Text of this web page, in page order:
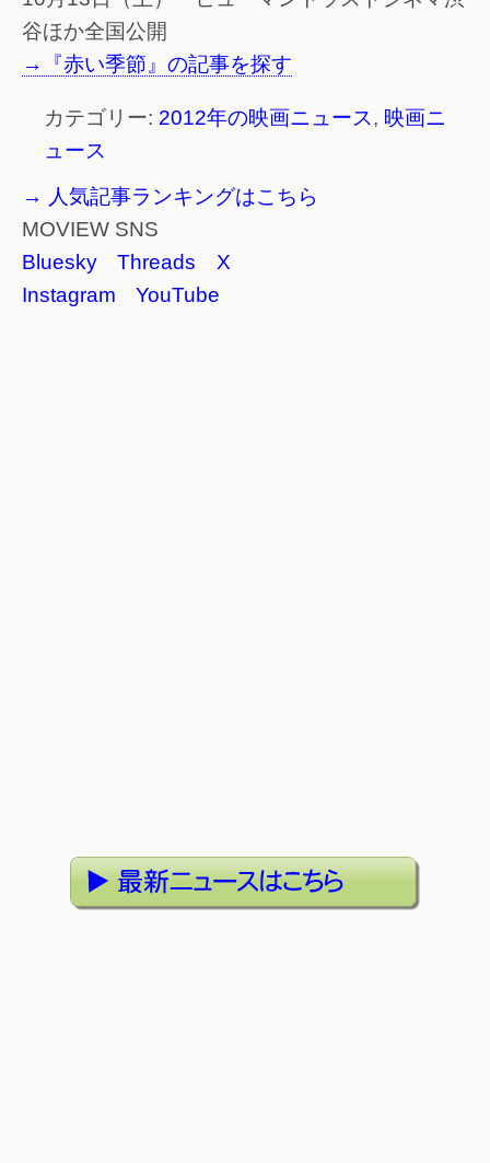
谷ほか全国公開
→『赤い季節』の記事を探す
カテゴリー: 2012年の映画ニュース, 映画ニ
ュース
→ 人気記事ランキングはこちら
MOVIEW SNS
Bluesky
Threads
X
Instagram
YouTube